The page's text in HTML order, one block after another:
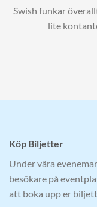
Swish funkar
lite
Köp Biljetter
Under våra
besökare på
att boka upp er biljett